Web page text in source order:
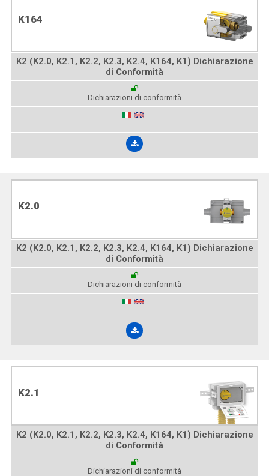
K164
K2 (K2.0, K2.1, K2.2, K2.3, K2.4, K164, K1) Dichiarazione
di Conformità
Dichiarazioni di conformità
K2.0
K2 (K2.0, K2.1, K2.2, K2.3, K2.4, K164, K1) Dichiarazione
di Conformità
Dichiarazioni di conformità
K2.1
K2 (K2.0, K2.1, K2.2, K2.3, K2.4, K164, K1) Dichiarazione
di Conformità
Dichiarazioni di conformità